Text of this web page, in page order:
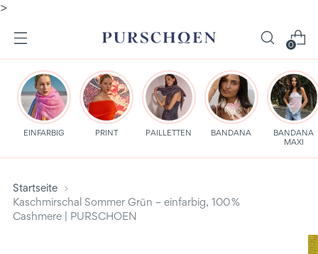
>
0
EINFARBIG PRINT PAILLETTEN BANDANA
BANDANA
MAXI
Startseite
Kaschmirschal Sommer Grün – einfarbig, 100 %
Cashmere | PURSCHOEN